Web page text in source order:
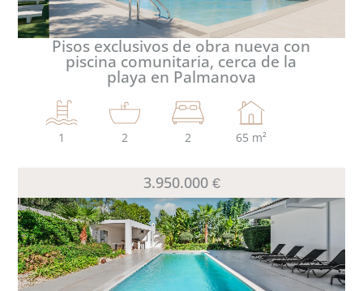
Pisos exclusivos de obra nueva con
piscina comunitaria, cerca de la
playa en Palmanova
1 2 2 65 m²
3.950.000 €